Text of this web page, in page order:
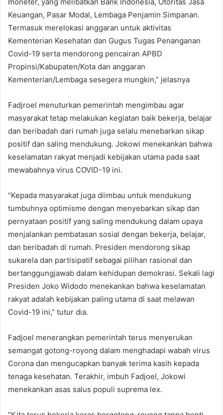
moneter, yang melibatkan Bank Indonesia, Otoritas Jasa
Keuangan, Pasar Modal, Lembaga Penjamin Simpanan.
Termasuk merelokasi anggaran untuk aktivitas
Kementerian Kesehatan dan Gugus Tugas Penanganan
Covid-19 serta mendorong pencairan APBD
Propinsi/Kabupaten/Kota dan anggaran
Kementerian/Lembaga sesegera mungkin,” jelasnya
Fadjroel menuturkan pemerintah mengimbau agar
masyarakat tetap melakukan kegiatan baik bekerja, belajar
dan beribadah dari rumah juga selalu menebarkan sikap
positif dan saling mendukung. Jokowi menekankan bahwa
keselamatan rakyat menjadi kebijakan utama pada saat
mewabahnya virus COVID-19 ini.
“Kepada masyarakat juga diimbau untuk mendukung
tumbuhnya optimisme dengan menyebarkan sikap dan
pernyataan positif yang saling mendukung dalam upaya
menjalankan pembatasan sosial dengan bekerja, belajar,
dan beribadah di rumah. Presiden mendorong sikap
sukarela dan partisipatif sebagai pilihan rasional dan
bertanggungjawab dalam kehidupan demokrasi. Sekali lagi
Presiden Joko Widodo menekankan bahwa keselamatan
rakyat adalah kebijakan paling utama di saat melawan
Covid-19 ini,” tutur dia.
Fadjoel menerangkan pemerintah terus menyerukan
semangat gotong-royong dalam menghadapi wabah virus
Corona dan mengucapkan banyak terima kasih kepada
tenaga kesehatan. Terakhir, imbuh Fadjoel, Jokowi
menekankan asas salus populi suprema lex.